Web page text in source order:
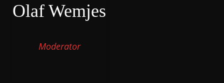
Olaf Wemjes
Moderator